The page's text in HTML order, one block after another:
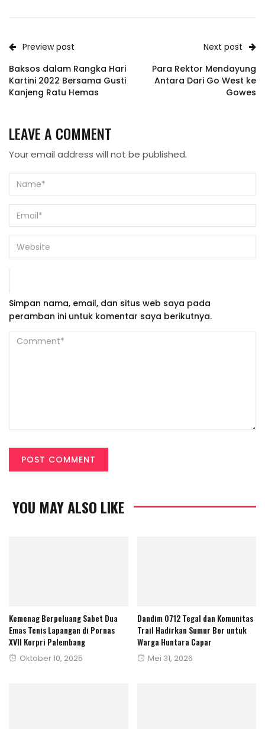
Preview post
Baksos dalam Rangka Hari
Kartini 2022 Bersama Gusti
Kanjeng Ratu Hemas
Next post
Para Rektor Mendayung
Antara Dari Go West ke
Gowes
LEAVE A COMMENT
Your email address will not be published.
Simpan nama, email, dan situs web saya pada
peramban ini untuk komentar saya berikutnya.
YOU MAY ALSO LIKE
Kemenag Berpeluang Sabet Dua
Emas Tenis Lapangan di Pornas
XVII Korpri Palembang
Posted
Oktober 10, 2025
Dandim 0712 Tegal dan Komunitas
Trail Hadirkan Sumur Bor untuk
Warga Huntara Capar
Posted
Mei 31, 2026